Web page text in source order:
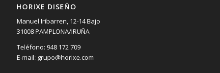
HORIXE DISEÑO
Manuel Iribarren, 12-14 Bajo
31008 PAMPLONA/IRUÑA
Teléfono: 948 172 709
E-mail: grupo@horixe.com